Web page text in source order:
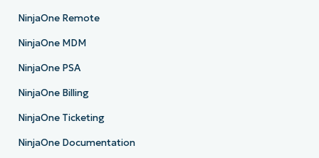
NinjaOne Remote
NinjaOne MDM
NinjaOne PSA
NinjaOne Billing
NinjaOne Ticketing
NinjaOne Documentation